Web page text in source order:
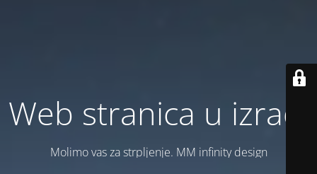
Web stranica u izradi
Molimo vas za strpljenje. MM infinity design